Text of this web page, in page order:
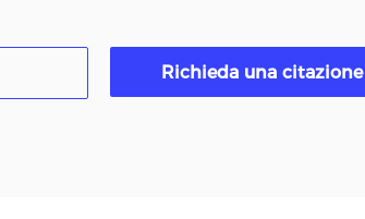
Richieda una citazione